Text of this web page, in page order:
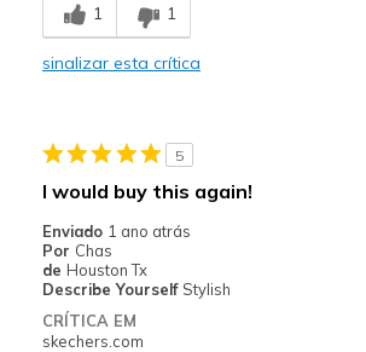
Comfortable
Casual Wear
Width
Sizing
View On Shoes
Shoes are for Wearing
1 1
sinalizar esta crítica
5
I would buy this again!
Enviado 1 ano atrás
Por Chas
de Houston Tx
Describe Yourself Stylish
CRÍTICA EM
skechers.com